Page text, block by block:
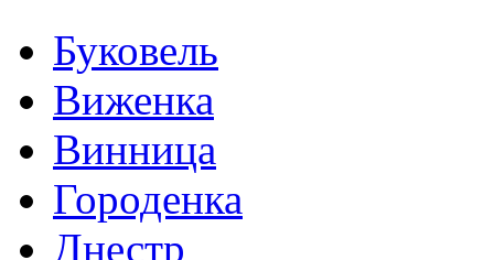
Буковель
Виженка
Винница
Городенка
Днестр